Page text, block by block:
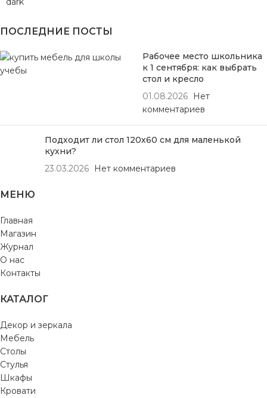
ПОСЛЕДНИЕ ПОСТЫ
Рабочее место школьника
к 1 сентября: как выбрать
стол и кресло
01.08.2026
Нет
комментариев
Подходит ли стол 120х60 см для маленькой
кухни?
23.03.2026
Нет комментариев
МЕНЮ
Главная
Магазин
Журнал
О нас
Контакты
КАТАЛОГ
Декор и зеркала
Мебель
Столы
Стулья
Шкафы
Кровати